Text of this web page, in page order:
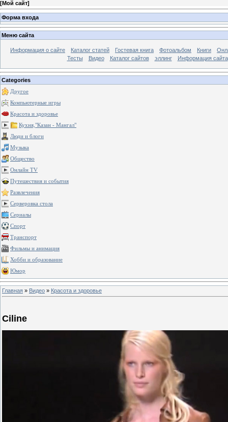
[Мой сайт]
Форма входа
Меню сайта
Информация о сайте Каталог статей Гостевая книга Фотоальбом Книги
Тесты
Видео Каталог сайтов эллинг Информация сайта
Categories
Другое
Компьютерные игры
Красота и здоровье
Кухня,"Казан - Мангал"
Люди и блоги
Музыка
Общество
Онлайн TV
Путешествия и события
Развлечения
Серверовка стола
Сериалы
Спорт
Транспорт
Фильмы и анимация
Хобби и образование
Юмор
Главная » Видео » Красота и здоровье
Ciline